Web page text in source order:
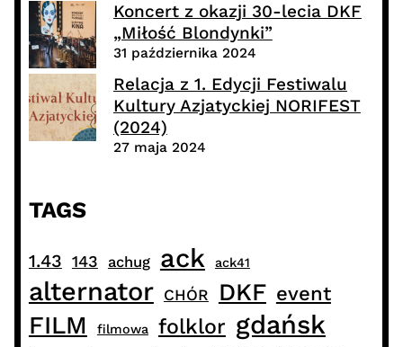
Koncert z okazji 30-lecia DKF
„Miłość Blondynki”
31 października 2024
Relacja z 1. Edycji Festiwalu
Kultury Azjatyckiej NORIFEST
(2024)
27 maja 2024
TAGS
1.43 143 achug ack ack41
alternator CHÓR DKF event
FILM filmowa folklor gdańsk